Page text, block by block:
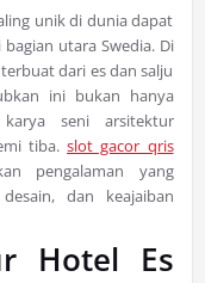
unik di dunia dapat
utara Swedia. Di
dari es dan salju
ini bukan hanya
seni arsitektur
tiba.slot gacor qris
pengalaman yang
dan keajaiban
Hotel Es